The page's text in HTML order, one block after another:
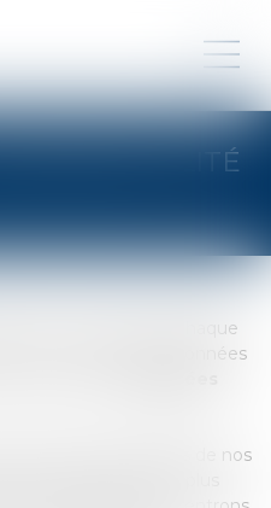
la vie privée de chaque
à traiter les données
ci-après «
personnelles de nos
notre site web et plus